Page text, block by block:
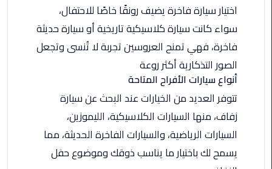
ليموزين
القاهرة
مطار
العرب
ليموزين
مطار
اختيار سيارة فاخرة يضيف رونقًا خاصًا للاحتفال،
سواء كانت سيارة كلاسيكية تاريخية أو سيارة حديثة
فاخرة، فهي تمنح العروسين تجربة لا تُنسى وتجعل
الصور التذكارية أكثر روعة
أنواع سيارات الأفراح المتاحة
تتوفر العديد من الخيارات عند البحث عن سيارة
زفاف، منها السيارات الكلاسيكية، الليموزين،
السيارات الرياضية، والسيارات الفاخرة الحديثة، مما
يسمح لك باختيار ما يناسب ذوقك وموضوع حفل